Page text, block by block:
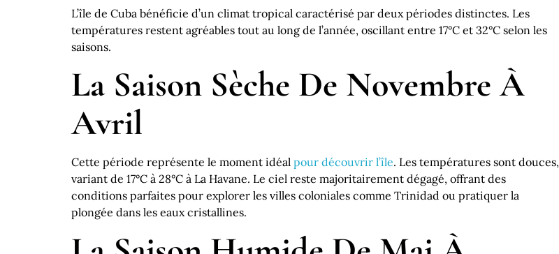
L’île de Cuba bénéficie d’un climat tropical caractérisé par deux périodes distinctes. Les
températures restent agréables tout au long de l’année, oscillant entre 17°C et 32°C selon les
saisons.
La Saison Sèche De Novembre À
Avril
Cette période représente le moment idéal pour découvrir l’île. Les températures sont douces,
variant de 17°C à 28°C à La Havane. Le ciel reste majoritairement dégagé, offrant des
conditions parfaites pour explorer les villes coloniales comme Trinidad ou pratiquer la
plongée dans les eaux cristallines.